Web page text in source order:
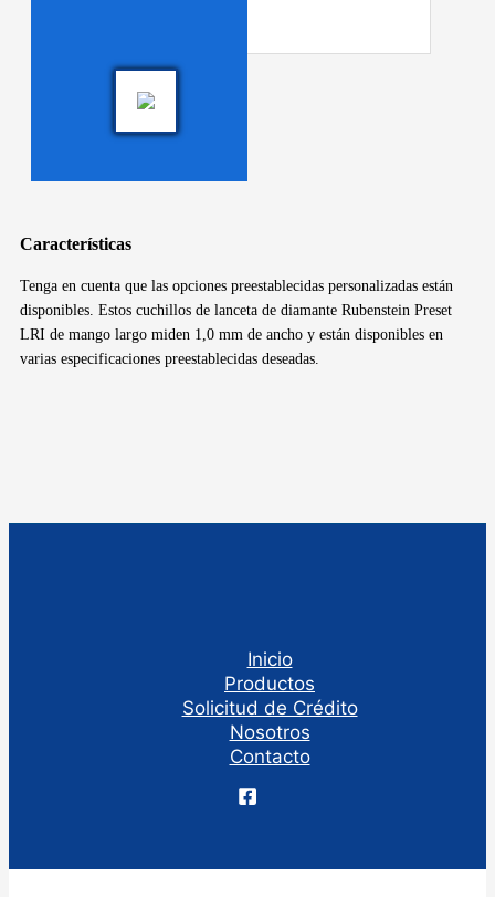
Características
Tenga en cuenta que las opciones preestablecidas personalizadas están
disponibles. Estos cuchillos de lanceta de diamante Rubenstein Preset
LRI de mango largo miden 1,0 mm de ancho y están disponibles en
varias especificaciones preestablecidas deseadas.
Inicio
Productos
Solicitud de Crédito
Nosotros
Contacto